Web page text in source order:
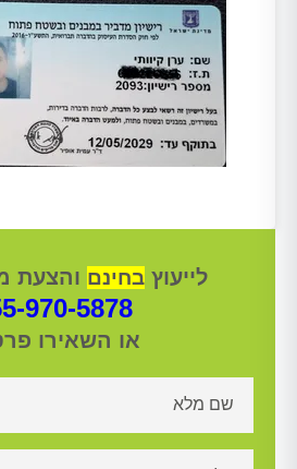
לייעוץבחינם והצעת
970-5878
או השאירו